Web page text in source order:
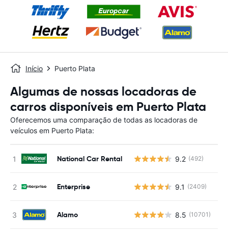
Início Puerto Plata
Algumas de nossas locadoras de
carros disponíveis em Puerto Plata
Oferecemos uma comparação de todas as locadoras de
veículos em Puerto Plata:
National Car Rental 9.2 (492)
Enterprise 9.1 (2409)
Alamo 8.5 (10701)